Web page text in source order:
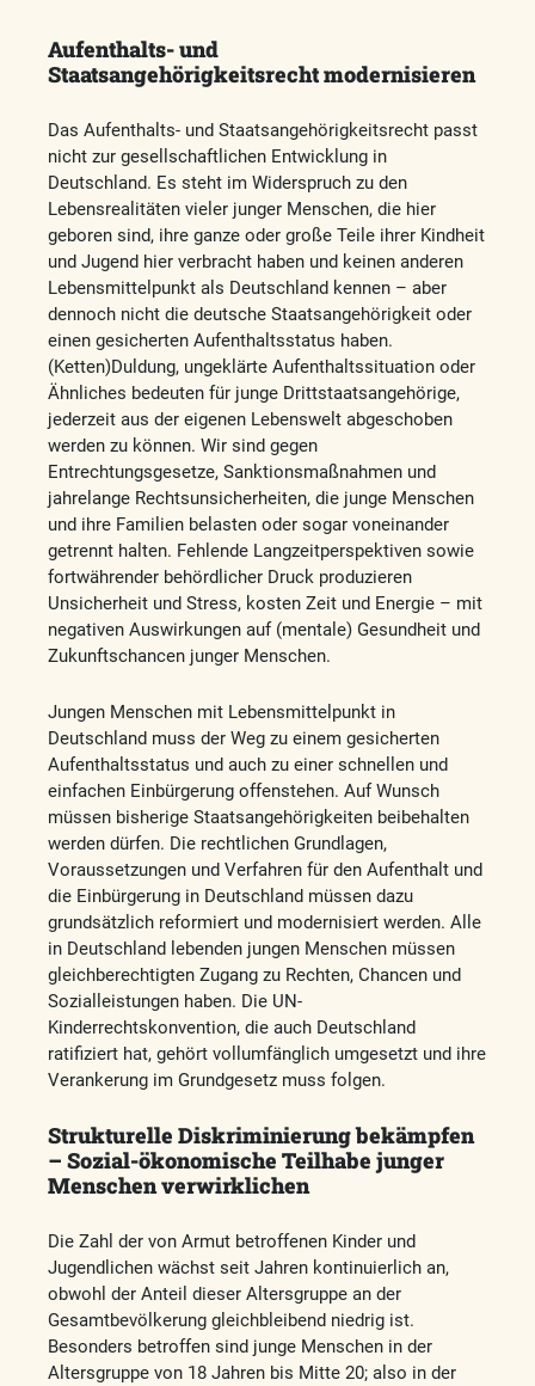
Aufenthalts- und
Staatsangehörigkeitsrecht modernisieren
Das Aufenthalts- und Staatsangehörigkeitsrecht passt
nicht zur gesellschaftlichen Entwicklung in
Deutschland. Es steht im Widerspruch zu den
Lebensrealitäten vieler junger Menschen, die hier
geboren sind, ihre ganze oder große Teile ihrer Kindheit
und Jugend hier verbracht haben und keinen anderen
Lebensmittelpunkt als Deutschland kennen – aber
dennoch nicht die deutsche Staatsangehörigkeit oder
einen gesicherten Aufenthaltsstatus haben.
(Ketten)Duldung, ungeklärte Aufenthaltssituation oder
Ähnliches bedeuten für junge Drittstaatsangehörige,
jederzeit aus der eigenen Lebenswelt abgeschoben
werden zu können. Wir sind gegen
Entrechtungsgesetze, Sanktionsmaßnahmen und
jahrelange Rechtsunsicherheiten, die junge Menschen
und ihre Familien belasten oder sogar voneinander
getrennt halten. Fehlende Langzeitperspektiven sowie
fortwährender behördlicher Druck produzieren
Unsicherheit und Stress, kosten Zeit und Energie – mit
negativen Auswirkungen auf (mentale) Gesundheit und
Zukunftschancen junger Menschen.
Jungen Menschen mit Lebensmittelpunkt in
Deutschland muss der Weg zu einem gesicherten
Aufenthaltsstatus und auch zu einer schnellen und
einfachen Einbürgerung offenstehen. Auf Wunsch
müssen bisherige Staatsangehörigkeiten beibehalten
werden dürfen. Die rechtlichen Grundlagen,
Voraussetzungen und Verfahren für den Aufenthalt und
die Einbürgerung in Deutschland müssen dazu
grundsätzlich reformiert und modernisiert werden. Alle
in Deutschland lebenden jungen Menschen müssen
gleichberechtigten Zugang zu Rechten, Chancen und
Sozialleistungen haben. Die UN-
Kinderrechtskonvention, die auch Deutschland
ratifiziert hat, gehört vollumfänglich umgesetzt und ihre
Verankerung im Grundgesetz muss folgen.
Strukturelle Diskriminierung bekämpfen
– Sozial-ökonomische Teilhabe junger
Menschen verwirklichen
Die Zahl der von Armut betroffenen Kinder und
Jugendlichen wächst seit Jahren kontinuierlich an,
obwohl der Anteil dieser Altersgruppe an der
Gesamtbevölkerung gleichbleibend niedrig ist.
Besonders betroffen sind junge Menschen in der
Altersgruppe von 18 Jahren bis Mitte 20; also in der